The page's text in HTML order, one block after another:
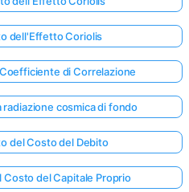
dell'Effetto Coriolis
di Correlazione
cosmica di fondo
del Costo del Debito
del Capitale Proprio